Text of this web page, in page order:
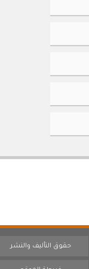
حقوق التأليف والنشر